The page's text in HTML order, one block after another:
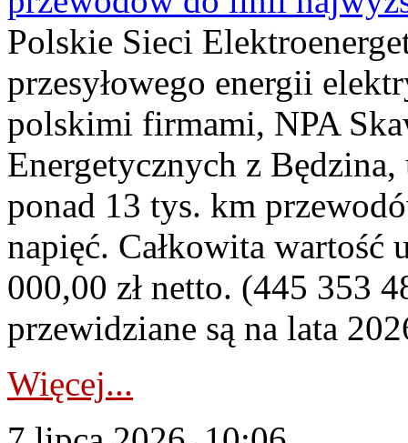
Polskie Sieci
przesyłowego energii
polskimi firmami, NPA
Energetycznych z
ponad 13 tys. km
napięć. Całkowita
000,00 zł netto. (445 353
przewidziane są na lata
Więcej...